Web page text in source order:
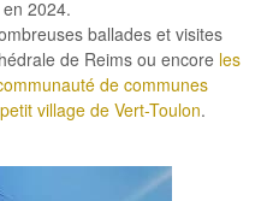
2024.
ballades et visites
de Reims ou encore les
de communes
village de Vert-Toulon.